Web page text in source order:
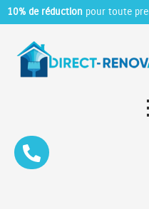
10% de réduction pour toute